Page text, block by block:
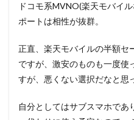
ドコモ系MVNO(楽天モバイ
ポートは相性が抜群。
正直、楽天モバイルの半額セ
ですが、激安のものも一度使
すが、悪くない選択だなと思
自分としてはサブスマホであ